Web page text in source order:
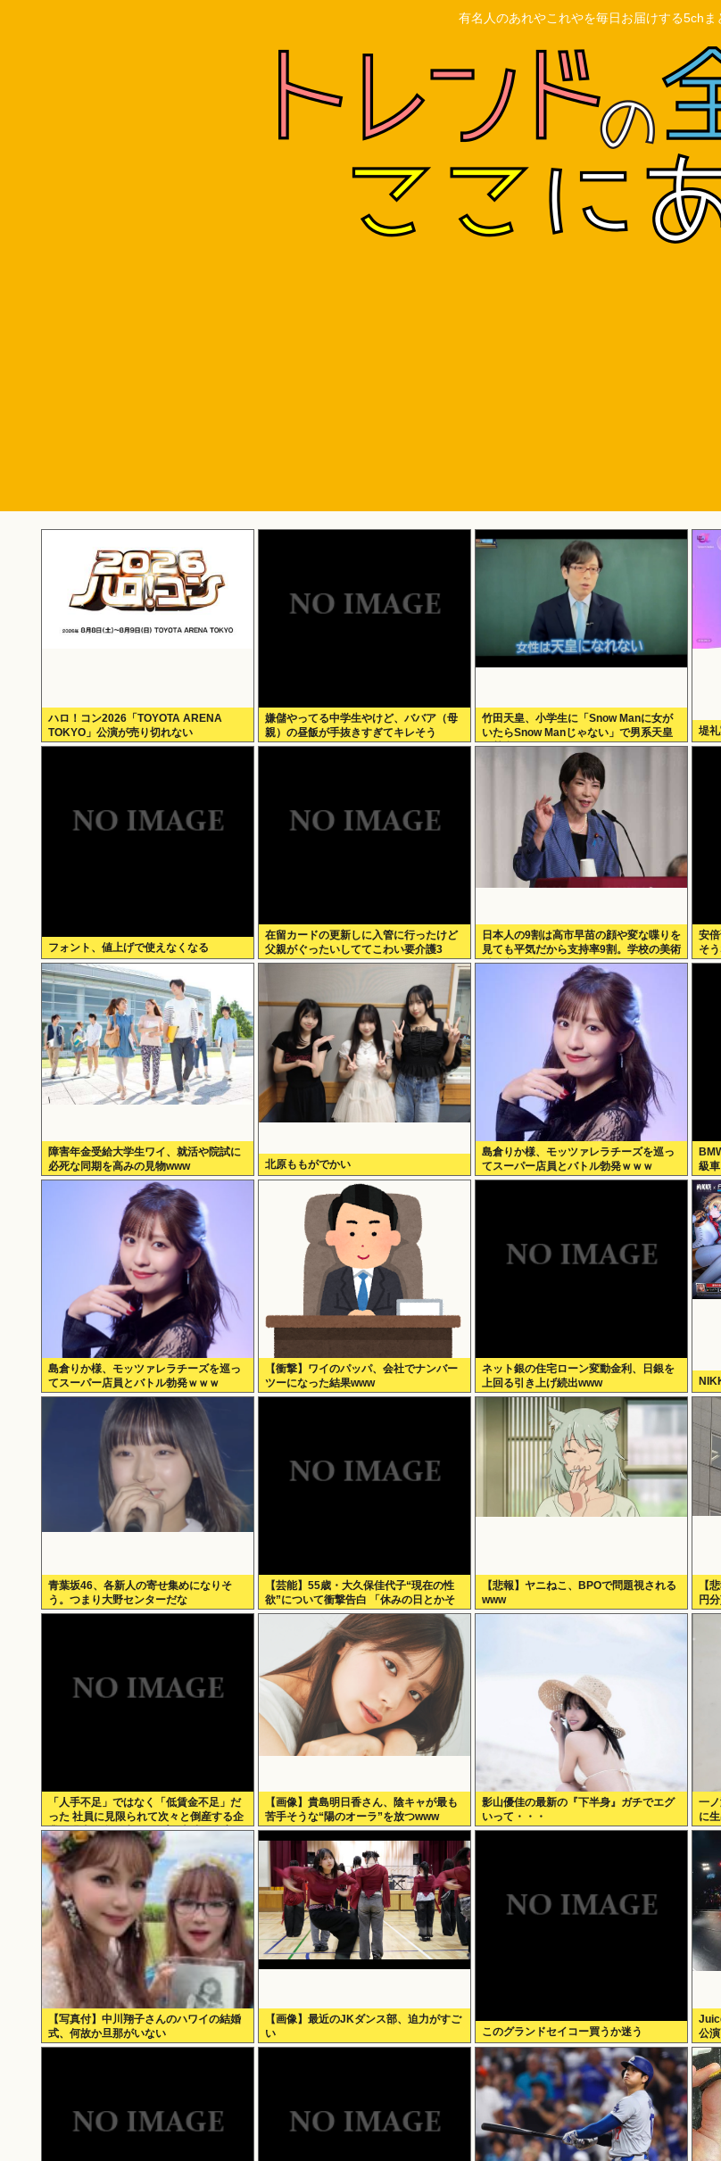
有名人のあれやこれやを毎日お届けする5chま
ハロ！コン2026「TOYOTA ARENA
TOKYO」公演が売り切れない
嫌儲やってる中学生やけど、ババア（母
親）の昼飯が手抜きすぎてキレそう
竹田天皇、小学生に「Snow Manに女が
いたらSnow Manじゃない」で男系天皇
を熱弁www
堤
フォント、値上げで使えなくなる
在留カードの更新しに入管に行ったけど
父親がぐったいしててこわい要介護3
日本人の9割は高市早苗の顔や変な喋りを
見ても平気だから支持率9割。学校の美術
科と音楽科はしっかりして！
安
そ
障害年金受給大学生ワイ、就活や院試に
必死な同期を高みの見物www
北原ももがでかい
島倉りか様、モッツァレラチーズを巡っ
てスーパー店員とバトル勃発ｗｗｗ
級
ン
島倉りか様、モッツァレラチーズを巡っ
てスーパー店員とバトル勃発ｗｗｗ
【衝撃】ワイのパッパ、会社でナンバー
ツーになった結果www
ネット銀の住宅ローン変動金利、日銀を
上回る引き上げ続出www
青葉坂46、各新人の寄せ集めになりそ
う。つまり大野センターだな
【芸能】55歳・大久保佳代子“現在の性
欲”について衝撃告白 「休みの日とかそ
うだね、だいたい…」
【悲報】ヤニねこ、BPOで問題視される
www
【
円
「人手不足」ではなく「低賃金不足」だ
った 社員に見限られて次々と倒産する企
業が過去最多 給与アップが大嘘の現実
【画像】貴島明日香さん、陰キャが最も
苦手そうな“陽のオーラ”を放つwww
影山優佳の最新の『下半身』ガチでエグ
いって・・・
一
に
【写真付】中川翔子さんのハワイの結婚
式、何故か旦那がいない
【画像】最近のJKダンス部、迫力がすご
い
このグランドセイコー買うか迷う
公